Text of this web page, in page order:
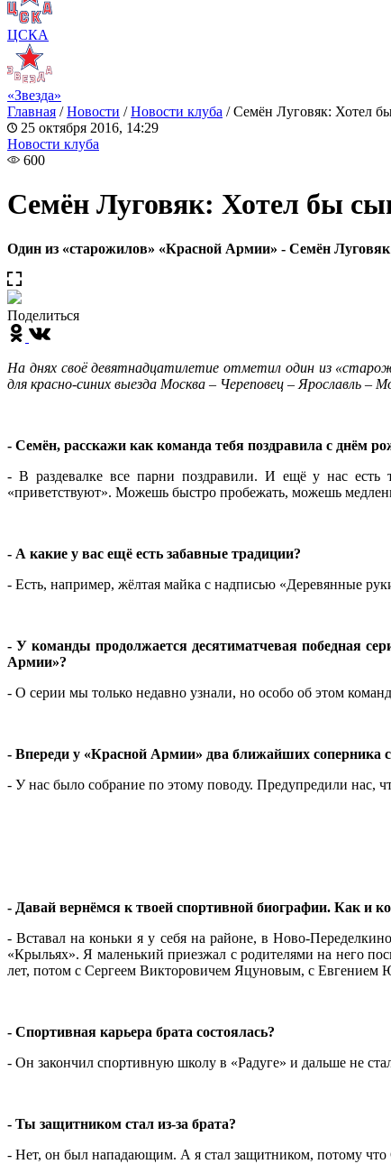
ЦСКА
«Звезда»
Главная /Новости /Новости клуба /Семён Луговяк: Хотел
25 октября 2016, 14:29
Новости клуба
600
Семён Луговяк: Хотел бы
Один из «старожилов» «Красной Армии» - Семён
Поделиться
На днях своё девятнадцатилетие отметил один из
для красно-синих выезда Москва – Череповец – Ярославль
- Семён, расскажи как команда тебя поздравила с днём
- В раздевалке все парни поздравили. И ещё у нас
«приветствуют». Можешь быстро пробежать, можешь
- А какие у вас ещё есть забавные традиции?
- Есть, например, жёлтая майка с надписью «Деревянные
- У команды продолжается десятиматчевая победная
Армии»?
- О серии мы только недавно узнали, но особо об этом
- Впереди у «Красной Армии» два ближайших
- У нас было собрание по этому поводу. Предупредили нас,
- Давай вернёмся к твоей спортивной биографии. Как и
- Вставал на коньки я у себя на районе, в Ново-
«Крыльях». Я маленький приезжал с родителями на него
лет, потом с Сергеем Викторовичем Яцуновым, с Евгением
- Спортивная карьера брата состоялась?
- Он закончил спортивную школу в «Радуге» и дальше не
- Ты защитником стал из-за брата?
- Нет, он был нападающим. А я стал защитником, потому что